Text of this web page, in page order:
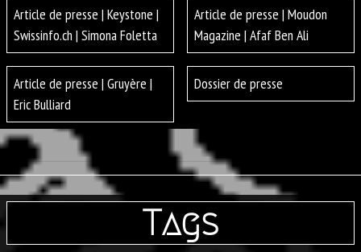
Article de presse | Keystone |
Swissinfo.ch | Simona Foletta
Article de presse | Moudon
Magazine | Afaf Ben Ali
Article de presse | Gruyère |
Eric Bulliard
Dossier de presse
Tags